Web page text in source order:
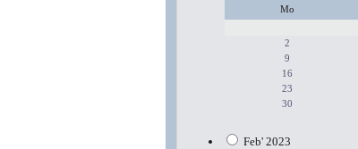
Mo
2
9
16
23
30
Feb' 2023